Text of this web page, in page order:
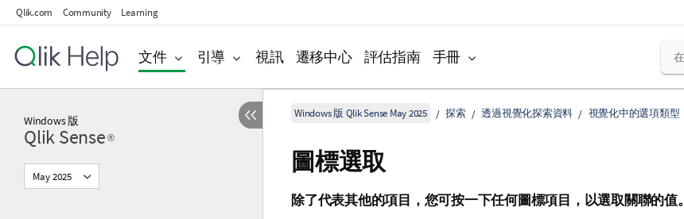
Qlik.com Community Learning
文件 引導 視訊 遷移中心 評估指南 手冊
Windows版
Qlik Sense ®
May 2025
Windows 版 Qlik Sense May 2025 探索 透過視覺化探索資料 視覺化中的選項類型
圖標選取
除了代表其他的項目，您可按一下任何圖標項目，以選取關聯的值。